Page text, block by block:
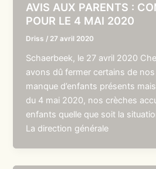
AVIS AUX PARENTS :
POUR LE 4 MAI 2020
Driss / 27 avril 2020
Schaerbeek, le 27 avril 2020
avons dû fermer certains de nos
manque d’enfants présents
du 4 mai 2020, nos crèches
enfants quelle que soit la
La direction générale